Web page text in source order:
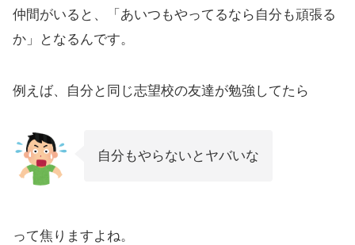
仲間がいると、「あいつもやってるなら自分も頑張る
か」となるんです。
例えば、自分と同じ志望校の友達が勉強してたら
自分もやらないとヤバいな
って焦りますよね。